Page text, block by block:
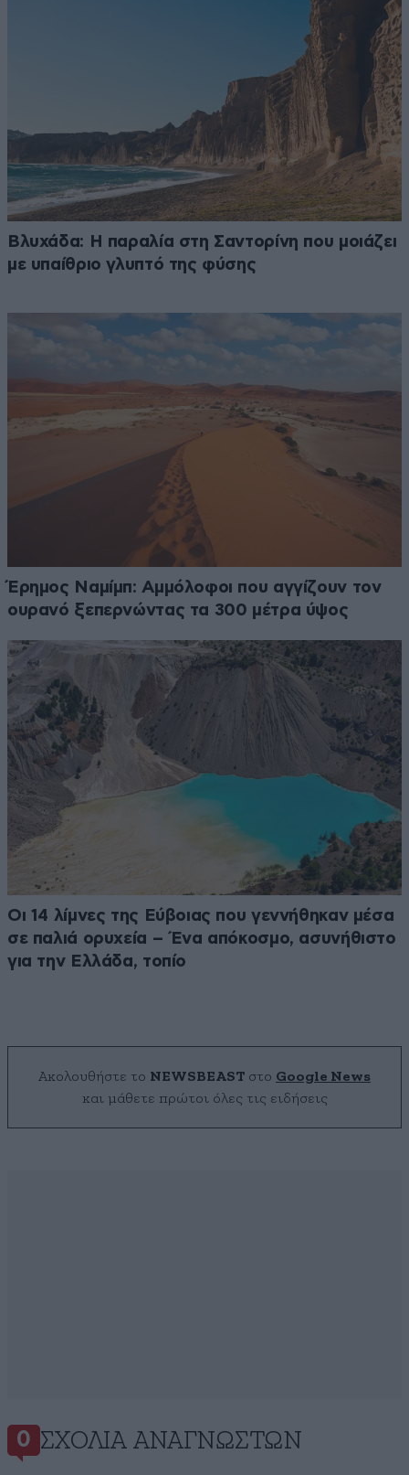
Βλυχάδα: Η παραλία στη Σαντορίνη που μοιάζει
με υπαίθριο γλυπτό της φύσης
Έρημος Ναμίμπ: Αμμόλοφοι που αγγίζουν τον
ουρανό ξεπερνώντας τα 300 μέτρα ύψος
Οι 14 λίμνες της Εύβοιας που γεννήθηκαν μέσα
σε παλιά ορυχεία – Ένα απόκοσμο, ασυνήθιστο
για την Ελλάδα, τοπίο
Ακολουθήστε το NEWSBEAST στο Google News
και μάθετε πρώτοι όλες τις ειδήσεις
0 ΣΧΌΛΙΑ ΑΝΑΓΝΩΣΤΏΝ